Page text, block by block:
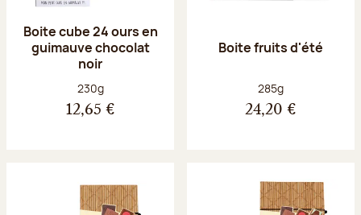
Boite cube 24 ours en
guimauve chocolat
noir
Poids net :
230g
12,65 €
Boite fruits d'été
Poids net :
285g
24,20 €